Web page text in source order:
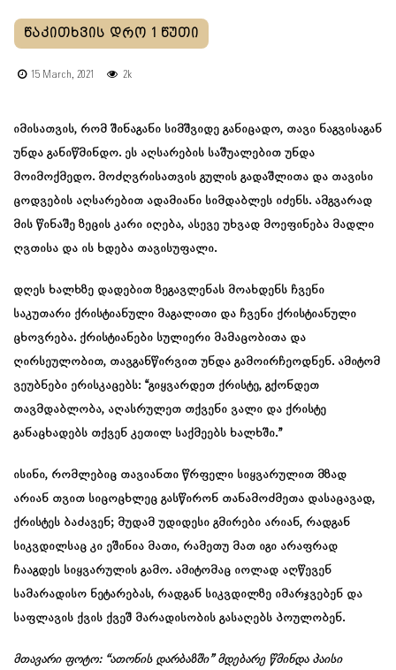
15 March, 2021 2k
იმისათვის, რომ შინაგანი სიმშვიდე განიცადო, თავი ნაგვისაგან
უნდა განიწმინდო. ეს აღსარების საშუალებით უნდა
მოიმოქმედო. მოძღვრისათვის გულის გადაშლითა და თავისი
ცოდვების აღსარებით ადამიანი სიმდაბლეს იძენს. ამგვარად
მის წინაშე ზეცის კარი იღება, ასევე უხვად მოეფინება მადლი
ღვთისა და ის ხდება თავისუფალი.
დღეს ხალხზე დადებით ზეგავლენას მოახდენს ჩვენი
საკუთარი ქრისტიანული მაგალითი და ჩვენი ქრისტიანული
ცხოვრება. ქრისტიანები სულიერი მამაცობითა და
ღირსეულობით, თავგანწირვით უნდა გამოირჩეოდნენ. ამიტომ
ვეუბნები ერისკაცებს: “გიყვარდეთ ქრისტე, გქონდეთ
თავმდაბლობა, აღასრულეთ თქვენი ვალი და ქრისტე
განაცხადებს თქვენ კეთილ საქმეებს ხალხში.”
ისინი, რომლებიც თავიანთი წრფელი სიყვარულით მზად
არიან თვით სიცოცხლეც გასწირონ თანამოძმეთა დასაცავად,
ქრისტეს ბაძავენ; მუდამ უდიდესი გმირები არიან, რადგან
სიკვდილსაც კი ეშინია მათი, რამეთუ მათ იგი არაფრად
ჩააგდეს სიყვარულის გამო. ამიტომაც იოლად აღწევენ
სამარადისო ნეტარებას, რადგან სიკვდილზე იმარჯვებენ და
საფლავის ქვის ქვეშ მარადისობის გასაღებს პოულობენ.
მთავარი ფოტო: “ათონის დარბაზში” მდებარე წმინდა პაისი